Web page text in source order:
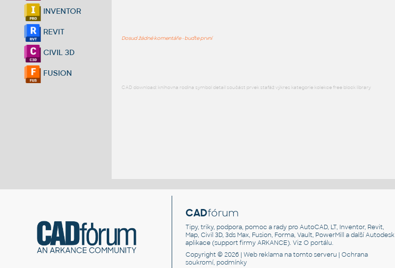
INVENTOR
REVIT
CIVIL 3D
FUSION
Dosud žádné komentáře - buďte první
CAD download: knihovna rodina symbol detail součást prvek stafáž výkres kategorie kolekce free block library
CADfórum
Tipy, triky, podpora, pomoc a rady pro AutoCAD, LT, Inventor, Revit,
Map, Civil 3D, 3ds Max, Fusion, Forma, Vault, PowerMill a další Autodesk
aplikace (support firmy ARKANCE). VizO portálu.
Copyright © 2026 |Web reklama na tomto serveru |Ochrana
soukromí, podmínky